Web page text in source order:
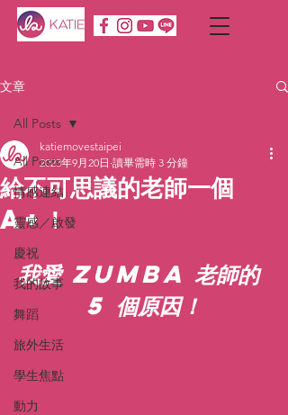
文章
All Posts
情感連結
靈感／啟發
慶祝
我的故事
舞蹈
旅外生活
學生焦點
動力
All Posts
給不可思議的老師一個
A+！
katiemovestaipei
2023年9月20日 讀畢需時 3 分鐘
我愛 Zumba 老師的
5 個原因！